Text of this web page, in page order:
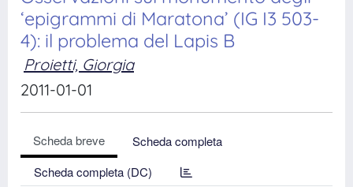
‘epigrammi di Maratona’ (IG I3 503-
4): il problema del Lapis B
Proietti, Giorgia
2011-01-01
Scheda breve
Scheda completa
Scheda completa (DC)